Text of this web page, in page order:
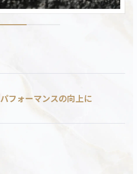
パフォーマンスの向上に